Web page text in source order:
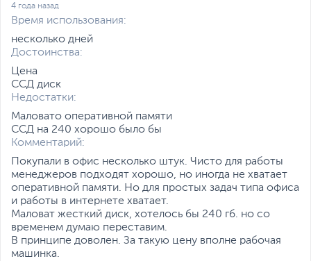
Срок гарантии (мес.)
Если вы заметили ошибку или неточность в описании товара,
пожалуйста, выделите текст с ошибкой и нажмите Ctrl+Enter.
Xарактеристики, комплект поставки и внешний вид данного товара
могут отличаться от указанных или могут быть изменены
производителем без отражения в каталоге интернет-магазина.
4 года назад
Время использования:
несколько дней
Достоинства:
Цена
ССД диск
Недостатки:
Маловато оперативной памяти
ССД на 240 хорошо было бы
Комментарий:
Покупали в офис несколько штук. Чисто для работы
менеджеров подходят хорошо, но иногда не хватает
оперативной памяти. Но для простых задач типа офиса
и работы в интернете хватает.
Маловат жесткий диск, хотелось бы 240 гб. но со
временем думаю переставим.
В принципе доволен. За такую цену вполне рабочая
машинка.